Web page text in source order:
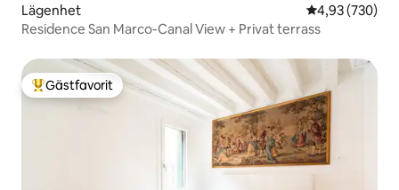
Lägenhet 4,93 av 5 i
4,93 (730)
Residence San Marco-Canal View + Privat terrass
Populär gästfavorit
Gästfavorit